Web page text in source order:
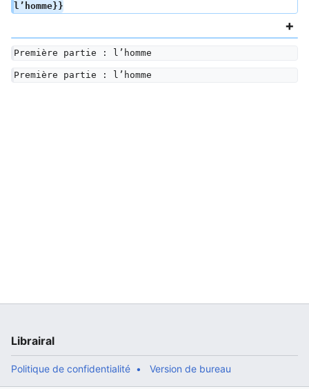
l’homme}}
Première partie : l’homme
Première partie : l’homme
Librairal
Politique de confidentialité Version de bureau